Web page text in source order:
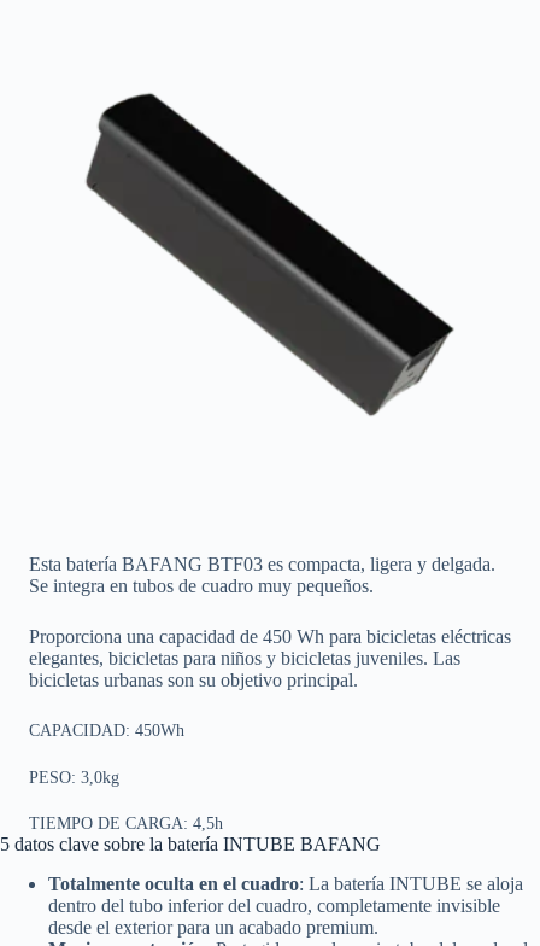
Esta batería BAFANG BTF03 es compacta, ligera y delgada.
Se integra en tubos de cuadro muy pequeños.
Proporciona una capacidad de 450 Wh para bicicletas eléctricas
elegantes, bicicletas para niños y bicicletas juveniles. Las
bicicletas urbanas son su objetivo principal.
CAPACIDAD: 450Wh
PESO: 3,0kg
TIEMPO DE CARGA: 4,5h
5 datos clave sobre la batería INTUBE BAFANG
Totalmente oculta en el cuadro: La batería INTUBE se aloja
dentro del tubo inferior del cuadro, completamente invisible
desde el exterior para un acabado premium.